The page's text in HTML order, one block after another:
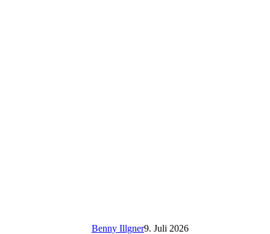
Benny Illgner9. Juli 2026